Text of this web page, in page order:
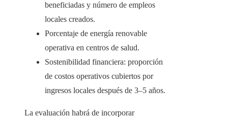
beneficiadas y número de empleos
locales creados.
Porcentaje de energía renovable
operativa en centros de salud.
Sostenibilidad financiera: proporción
de costos operativos cubiertos por
ingresos locales después de 3–5 años.
La evaluación habrá de incorporar